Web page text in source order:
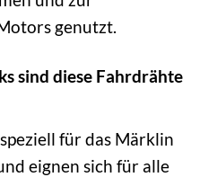
genutzt.
sind diese Fahrdrähte
für das Märklin
eignen sich für alle